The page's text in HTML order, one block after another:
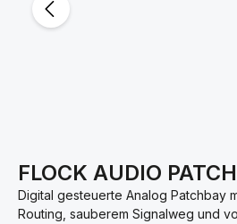
FLOCK AUDIO
Digital gesteuerte Analog Patchbay
Routing, sauberem Signalweg und